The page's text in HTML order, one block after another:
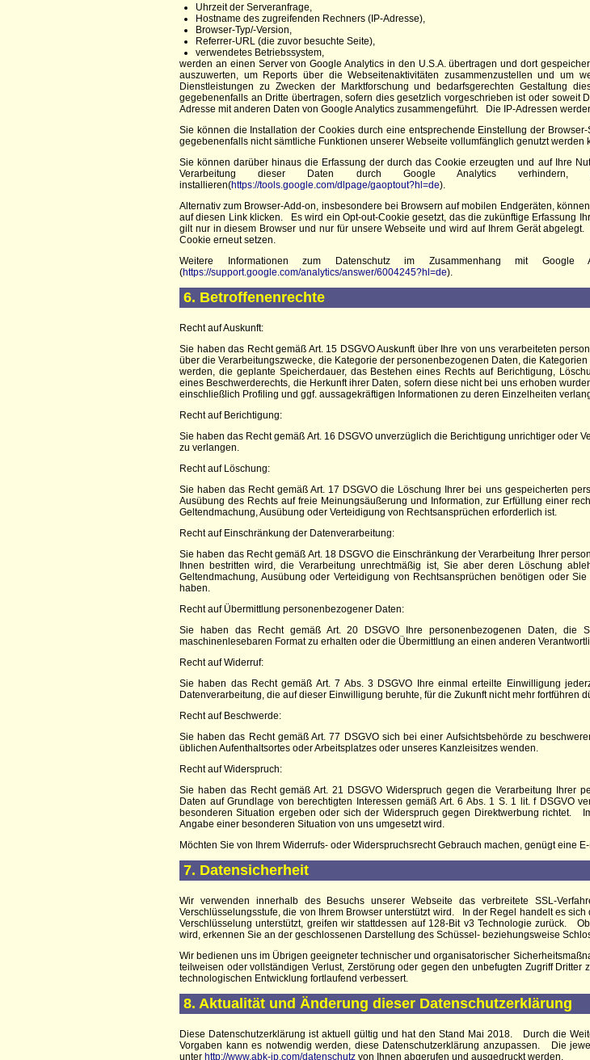
Uhrzeit der Serveranfrage,
Hostname des zugreifenden Rechners (IP-Adresse),
Browser-Typ/-Version,
Referrer-URL (die zuvor besuchte Seite),
verwendetes Betriebssystem,
werden an einen Server von Google Analytics in den U.S.A. übertragen und dort
auszuwerten, um Reports über die Webseitenaktivitäten zusammenzustellen und um
Dienstleistungen zu Zwecken der Marktforschung und bedarfsgerechten Gestaltung
gegebenenfalls an Dritte übertragen, sofern dies gesetzlich vorgeschrieben ist oder
Adresse mit anderen Daten von Google Analytics zusammengeführt. Die IP-Adressen
Sie können die Installation der Cookies durch eine entsprechende Einstellung der
gegebenenfalls nicht sämtliche Funktionen unserer Webseite vollumfänglich genutzt werden
Sie können darüber hinaus die Erfassung der durch das Cookie erzeugten und auf Ihre
Verarbeitung dieser Daten durch Google Analytics
installieren(https://tools.google.com/dlpage/gaoptout?hl=de).
Alternativ zum Browser-Add-on, insbesondere bei Browsern auf mobilen Endgeräten,
auf diesen Link klicken. Es wird ein Opt-out-Cookie gesetzt, das die zukünftige Erfassung
gilt nur in diesem Browser und nur für unsere Webseite und wird auf Ihrem Gerät
Cookie erneut setzen.
Weitere Informationen zum Datenschutz im Zusammenhang mit
(https://support.google.com/analytics/answer/6004245?hl=de).
6. Betroffenenrechte
Recht auf Auskunft:
Sie haben das Recht gemäß Art. 15 DSGVO Auskunft über Ihre von uns verarbeiteten
über die Verarbeitungszwecke, die Kategorie der personenbezogenen Daten, die
werden, die geplante Speicherdauer, das Bestehen eines Rechts auf Berichtigung,
eines Beschwerderechts, die Herkunft ihrer Daten, sofern diese nicht bei uns erhoben
einschließlich Profiling und ggf. aussagekräftigen Informationen zu deren Einzelheiten
Recht auf Berichtigung:
Sie haben das Recht gemäß Art. 16 DSGVO unverzüglich die Berichtigung unrichtiger oder
zu verlangen.
Recht auf Löschung:
Sie haben das Recht gemäß Art. 17 DSGVO die Löschung Ihrer bei uns gespeicherten
Ausübung des Rechts auf freie Meinungsäußerung und Information, zur Erfüllung einer
Geltendmachung, Ausübung oder Verteidigung von Rechtsansprüchen erforderlich ist.
Recht auf Einschränkung der Datenverarbeitung:
Sie haben das Recht gemäß Art. 18 DSGVO die Einschränkung der Verarbeitung Ihrer
Ihnen bestritten wird, die Verarbeitung unrechtmäßig ist, Sie aber deren Löschung
Geltendmachung, Ausübung oder Verteidigung von Rechtsansprüchen benötigen oder
haben.
Recht auf Übermittlung personenbezogener Daten:
Sie haben das Recht gemäß Art. 20 DSGVO Ihre personenbezogenen Daten, die
maschinenlesebaren Format zu erhalten oder die Übermittlung an einen anderen
Recht auf Widerruf:
Sie haben das Recht gemäß Art. 7 Abs. 3 DSGVO Ihre einmal erteilte Einwilligung
Datenverarbeitung, die auf dieser Einwilligung beruhte, für die Zukunft nicht mehr fortführen
Recht auf Beschwerde:
Sie haben das Recht gemäß Art. 77 DSGVO sich bei einer Aufsichtsbehörde zu
üblichen Aufenthaltsortes oder Arbeitsplatzes oder unseres Kanzleisitzes wenden.
Recht auf Widerspruch:
Sie haben das Recht gemäß Art. 21 DSGVO Widerspruch gegen die Verarbeitung Ihrer
Daten auf Grundlage von berechtigten Interessen gemäß Art. 6 Abs. 1 S. 1 lit. f DSGVO
besonderen Situation ergeben oder sich der Widerspruch gegen Direktwerbung richtet.
Angabe einer besonderen Situation von uns umgesetzt wird.
Möchten Sie von Ihrem Widerrufs- oder Widerspruchsrecht Gebrauch machen, genügt eine E-
7. Datensicherheit
Wir verwenden innerhalb des Besuchs unserer Webseite das verbreitete SSL-
Verschlüsselungsstufe, die von Ihrem Browser unterstützt wird. In der Regel handelt es
Verschlüsselung unterstützt, greifen wir stattdessen auf 128-Bit v3 Technologie zurück.
wird, erkennen Sie an der geschlossenen Darstellung des Schüssel- beziehungsweise
Wir bedienen uns im Übrigen geeigneter technischer und organisatorischer
teilweisen oder vollständigen Verlust, Zerstörung oder gegen den unbefugten Zugriff
technologischen Entwicklung fortlaufend verbessert.
8. Aktualität und Änderung dieser Datenschutzerklärung
Diese Datenschutzerklärung ist aktuell gültig und hat den Stand Mai 2018. Durch die
Vorgaben kann es notwendig werden, diese Datenschutzerklärung anzupassen. Die
unter http://www.abk-ip.com/datenschutz von Ihnen abgerufen und ausgedruckt werden.